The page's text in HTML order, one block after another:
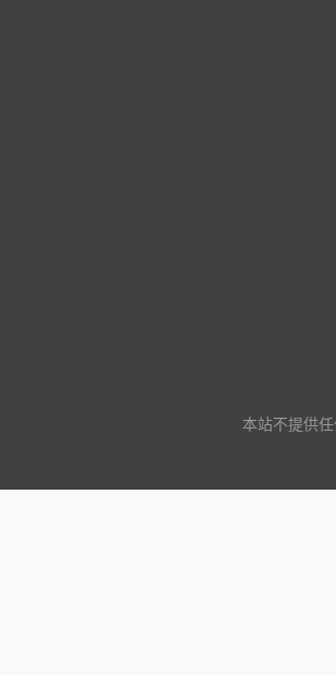
本站不提供